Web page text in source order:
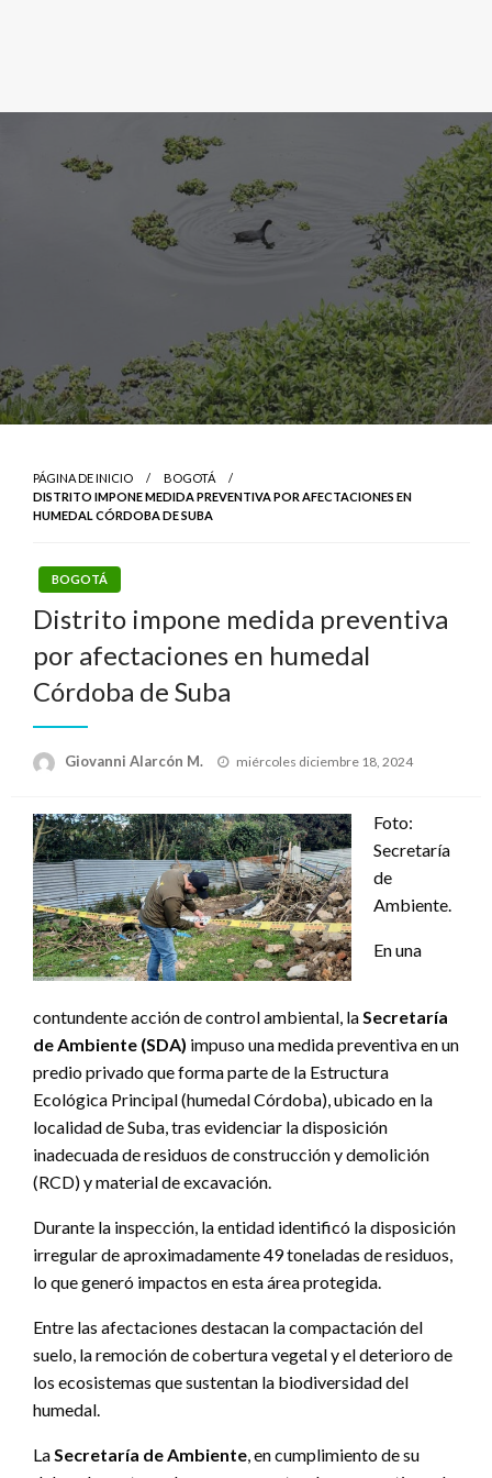
PÁGINA DE INICIO
BOGOTÁ
DISTRITO IMPONE MEDIDA PREVENTIVA POR AFECTACIONES EN
HUMEDAL CÓRDOBA DE SUBA
BOGOTÁ
Distrito impone medida preventiva
por afectaciones en humedal
Córdoba de Suba
Giovanni Alarcón M.
Publicado
miércoles diciembre 18, 2024
Foto:
Secretaría
de
Ambiente.
En una
contundente acción de control ambiental, laSecretaría
de Ambiente (SDA) impuso una medida preventiva en un
predio privado que forma parte de la Estructura
Ecológica Principal (humedal Córdoba), ubicado en la
localidad de Suba, tras evidenciar la disposición
inadecuada de residuos de construcción y demolición
(RCD) y material de excavación.
Durante la inspección, la entidad identificó la disposición
irregular de aproximadamente 49 toneladas de residuos,
lo que generó impactos en esta área protegida.
Entre las afectaciones destacan la compactación del
suelo, la remoción de cobertura vegetal y el deterioro de
los ecosistemas que sustentan la biodiversidad del
humedal.
LaSecretaría de Ambiente, en cumplimiento de su